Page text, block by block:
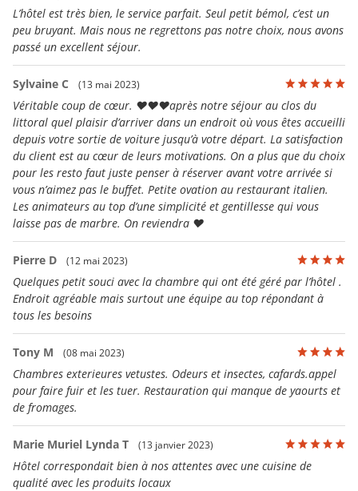
L’hôtel est très bien, le service parfait. Seul petit bémol, c’est un
peu bruyant. Mais nous ne regrettons pas notre choix, nous avons
passé un excellent séjour.
Sylvaine C (13 mai 2023)
Véritable coup de cœur. ❤️❤️❤️après notre séjour au clos du
littoral quel plaisir d’arriver dans un endroit où vous êtes accueilli
depuis votre sortie de voiture jusqu’à votre départ. La satisfaction
du client est au cœur de leurs motivations. On a plus que du choix
pour les resto faut juste penser à réserver avant votre arrivée si
vous n’aimez pas le buffet. Petite ovation au restaurant italien.
Les animateurs au top d’une simplicité et gentillesse qui vous
laisse pas de marbre. On reviendra ❤️
Pierre D (12 mai 2023)
Quelques petit souci avec la chambre qui ont été géré par l’hôtel .
Endroit agréable mais surtout une équipe au top répondant à
tous les besoins
Tony M (08 mai 2023)
Chambres exterieures vetustes. Odeurs et insectes, cafards.appel
pour faire fuir et les tuer. Restauration qui manque de yaourts et
de fromages.
Marie Muriel Lynda T (13 janvier 2023)
Hôtel correspondait bien à nos attentes avec une cuisine de
qualité avec les produits locaux